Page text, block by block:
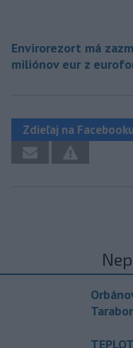
Envirorezort má
miliónov eur z
Zdieľaj na